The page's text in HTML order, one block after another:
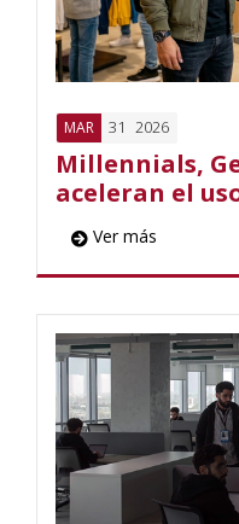
MAR 31 2026
Millennials,
aceleran el
Ver más